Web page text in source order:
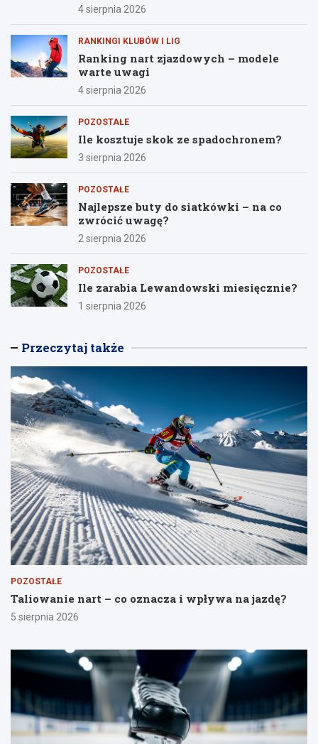
4 sierpnia 2026
RANKINGI KLUBÓW I LIG
Ranking nart zjazdowych – modele
warte uwagi
4 sierpnia 2026
POZOSTAŁE
Ile kosztuje skok ze spadochronem?
3 sierpnia 2026
POZOSTAŁE
Najlepsze buty do siatkówki – na co
zwrócić uwagę?
2 sierpnia 2026
POZOSTAŁE
Ile zarabia Lewandowski miesięcznie?
1 sierpnia 2026
Przeczytaj także
POZOSTAŁE
Taliowanie nart – co oznacza i wpływa na jazdę?
5 sierpnia 2026